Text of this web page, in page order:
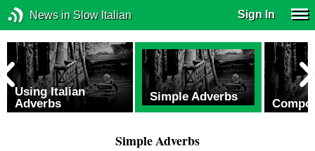
News in Slow Italian Sign In
Using Italian
Adverbs
Simple Adverbs
Simple Adverbs